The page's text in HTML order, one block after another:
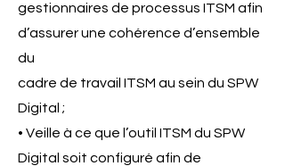
gestionnaires de processus ITSM afin
d’assurer une cohérence d’ensemble
du
cadre de travail ITSM au sein du SPW
Digital ;
• Veille à ce que l’outil ITSM du SPW
Digital soit configuré afin de